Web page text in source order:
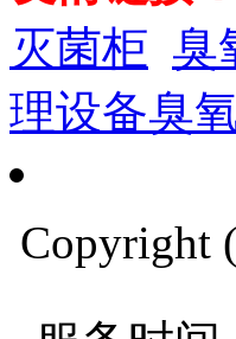
灭菌柜 臭
理设备臭
Copyright